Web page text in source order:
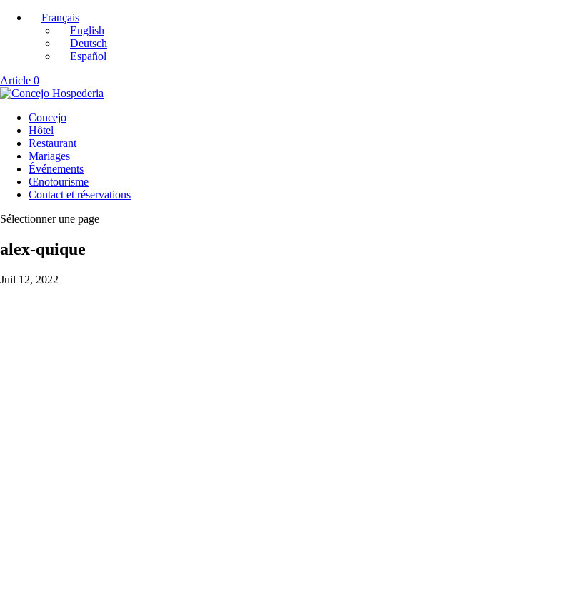
Français
English
Deutsch
Español
Article 0
Concejo
Hôtel
Restaurant
Mariages
Événements
Œnotourisme
Contact et réservations
Sélectionner une page
alex-quique
Juil 12, 2022